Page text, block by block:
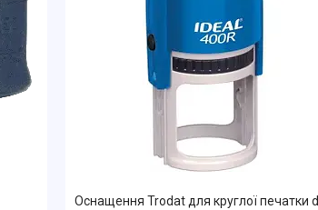
Оснащення Trodat для круглої печатки d